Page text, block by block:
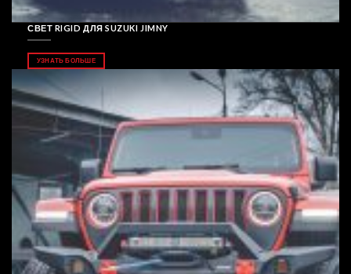
СВЕТ RIGID ДЛЯ SUZUKI JIMNY
УЗНАТЬ БОЛЬШЕ